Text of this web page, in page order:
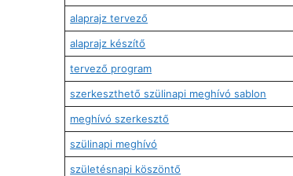
alaprajz tervező
alaprajz készítő
tervező program
szerkeszthető szülinapi meghívó sablon
meghívó szerkesztő
szülinapi meghívó
születésnapi köszöntő